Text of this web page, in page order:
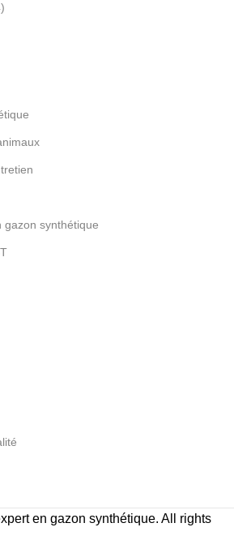
gazon synthétique
en gazon synthétique. All rights